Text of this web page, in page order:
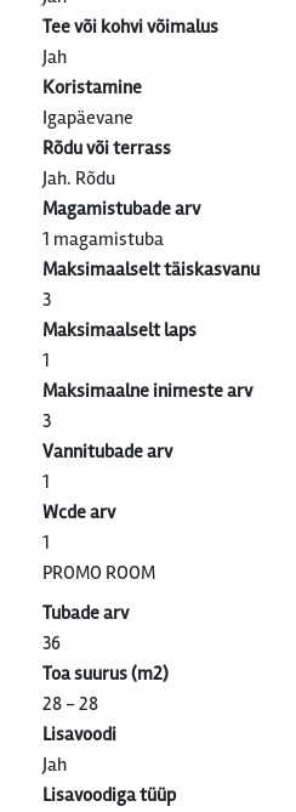
Tee või kohvi võimalus
Jah
Koristamine
Igapäevane
Rõdu või terrass
Jah. Rõdu
Magamistubade arv
1 magamistuba
Maksimaalselt täiskasvanu
3
Maksimaalselt laps
1
Maksimaalne inimeste arv
3
Vannitubade arv
1
Wcde arv
1
PROMO ROOM
Tubade arv
36
Toa suurus (m2)
28 - 28
Lisavoodi
Jah
Lisavoodiga tüüp